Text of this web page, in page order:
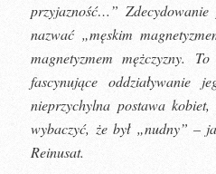
przyjazność…”
nazwać „męskim
magnetyzmem mężczyzny.
fascynujące oddziaływanie
nieprzychylna postawa
wybaczyć, że był „nudny” –
Reinusat.